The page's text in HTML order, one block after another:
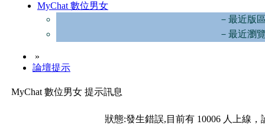
MyChat 數位男女
－最近版
－最近瀏
»
論壇提示
MyChat 數位男女 提示訊息
狀態:發生錯誤,目前有 10006 人上線